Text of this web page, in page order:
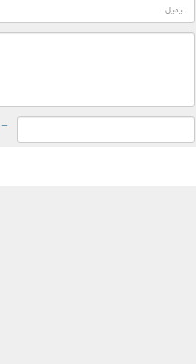
= ۶ بعلاوه ۴